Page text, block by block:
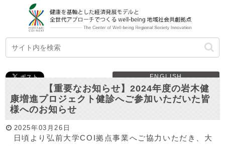
ENGLISH
【重要なお知らせ】2024年度の岩木健
康増進プロジェクト健診へご参加いただいた皆
様へのお知らせ
2025年03月26日
日頃より弘前大学COI拠点事業へご協力いただき、大